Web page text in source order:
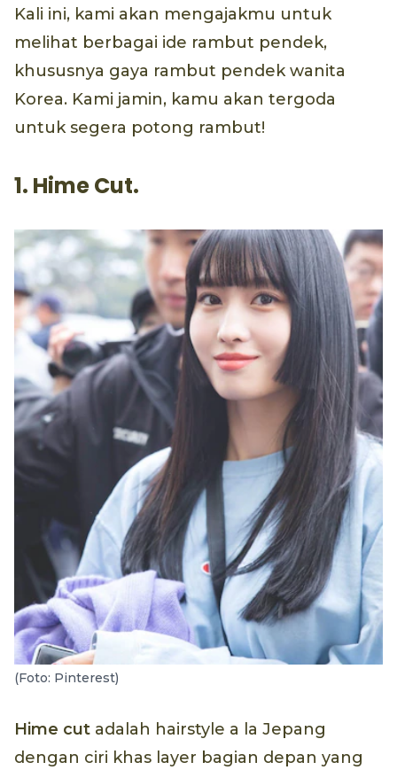
Kali ini, kami akan mengajakmu untuk
melihat berbagai ide rambut pendek,
khususnya gaya rambut pendek wanita
Korea. Kami jamin, kamu akan tergoda
untuk segera potong rambut!
1. Hime Cut.
(Foto: Pinterest)
Hime cut adalah hairstyle a la Jepang
dengan ciri khas layer bagian depan yang